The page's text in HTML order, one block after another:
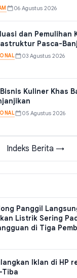
06 Agustus 2026
dan Pemulihan
Pasca-
03 Agustus 2026
Bisnis Kuliner Khas
05 Agustus 2026
Indeks Berita →
Panggil
Listrik Sering
di Tiga
Iklan di HP
Tiba